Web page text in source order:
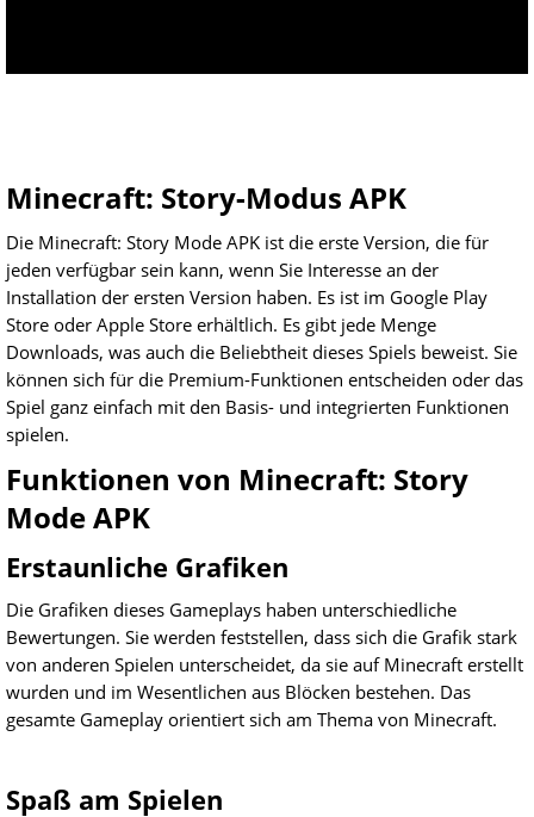
Minecraft: Story-Modus APK
Die Minecraft: Story Mode APK ist die erste Version, die für
jeden verfügbar sein kann, wenn Sie Interesse an der
Installation der ersten Version haben. Es ist im Google Play
Store oder Apple Store erhältlich. Es gibt jede Menge
Downloads, was auch die Beliebtheit dieses Spiels beweist. Sie
können sich für die Premium-Funktionen entscheiden oder das
Spiel ganz einfach mit den Basis- und integrierten Funktionen
spielen.
Funktionen von Minecraft: Story
Mode APK
Erstaunliche Grafiken
Die Grafiken dieses Gameplays haben unterschiedliche
Bewertungen. Sie werden feststellen, dass sich die Grafik stark
von anderen Spielen unterscheidet, da sie auf Minecraft erstellt
wurden und im Wesentlichen aus Blöcken bestehen. Das
gesamte Gameplay orientiert sich am Thema von Minecraft.
Spaß am Spielen